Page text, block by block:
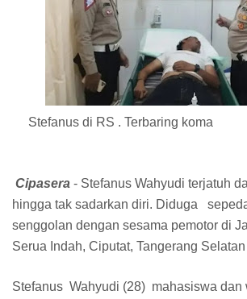
Stefanus di RS . Terbaring koma
Cipasera - Stefanus Wahyudi terjatuh
hingga tak sadarkan diri. Diduga
senggolan dengan sesama pemotor di
Serua Indah, Ciputat, Tangerang
Stefanus Wahyudi (28) mahasiswa dan